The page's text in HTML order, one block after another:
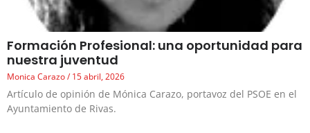
Formación Profesional: una oportunidad para
nuestra juventud
Monica Carazo 15 abril, 2026
Artículo de opinión de Mónica Carazo, portavoz del PSOE en el
Ayuntamiento de Rivas.